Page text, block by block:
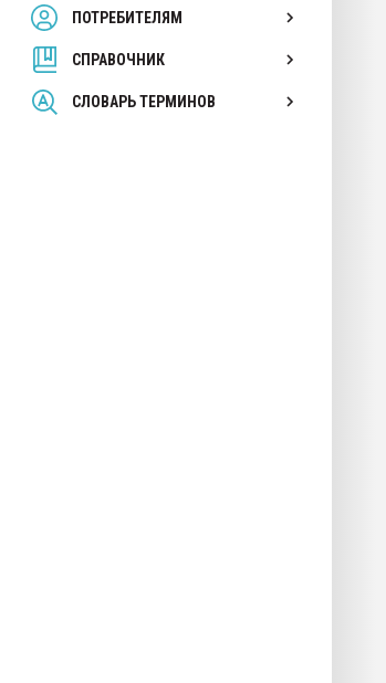
ПОТРЕБИТЕЛЯМ
СПРАВОЧНИК
СЛОВАРЬ ТЕРМИНОВ